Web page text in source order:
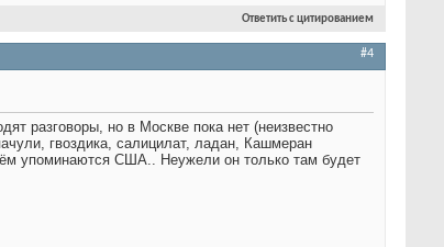
Ответить с цитированием
#4
разговоры, но в Москве пока нет (неизвестно
гвоздика, салицилат, ладан, Кашмеран
упоминаются США.. Неужели он только там будет